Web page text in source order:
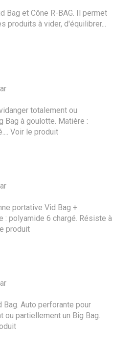
Bag et Cône R-BAG. Il permet
produits à vider, d'équilibrer...
totalement ou
Bag à goulotte. Matière :
Voir le produit
portative Vid Bag +
: polyamide 6 chargé. Résiste à
produit
Bag. Auto perforante pour
ou partiellement un Big Bag.